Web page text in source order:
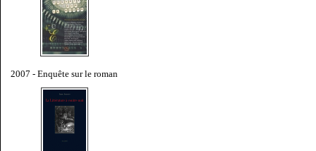
2007 - Enquête sur le roman